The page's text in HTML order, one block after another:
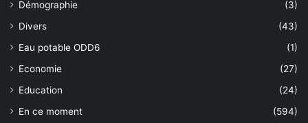
Démographie
(3)
Divers
(43)
Eau potable ODD6
(1)
Economie
(27)
Education
(24)
En ce moment
(594)